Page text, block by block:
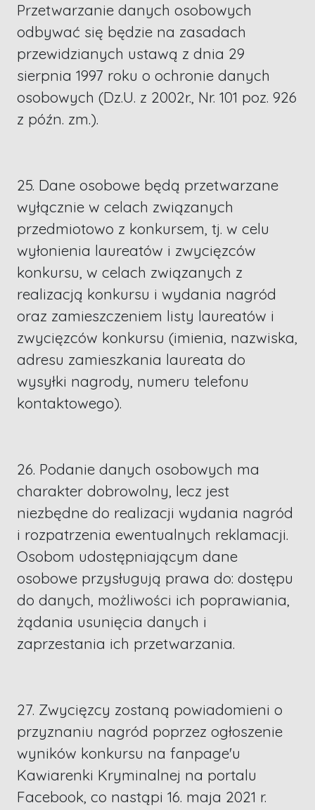
Przetwarzanie danych osobowych
odbywać się będzie na zasadach
przewidzianych ustawą z dnia 29
sierpnia 1997 roku o ochronie danych
osobowych (Dz.U. z 2002r., Nr. 101 poz. 926
z późn. zm.).
25. Dane osobowe będą przetwarzane
wyłącznie w celach związanych
przedmiotowo z konkursem, tj. w celu
wyłonienia laureatów i zwycięzców
konkursu, w celach związanych z
realizacją konkursu i wydania nagród
oraz zamieszczeniem listy laureatów i
zwycięzców konkursu (imienia, nazwiska,
adresu zamieszkania laureata do
wysyłki nagrody, numeru telefonu
kontaktowego).
26. Podanie danych osobowych ma
charakter dobrowolny, lecz jest
niezbędne do realizacji wydania nagród
i rozpatrzenia ewentualnych reklamacji.
Osobom udostępniającym dane
osobowe przysługują prawa do: dostępu
do danych, możliwości ich poprawiania,
żądania usunięcia danych i
zaprzestania ich przetwarzania.
27. Zwycięzcy zostaną powiadomieni o
przyznaniu nagród poprzez ogłoszenie
wyników konkursu na fanpage'u
Kawiarenki Kryminalnej na portalu
Facebook, co nastąpi 16. maja 2021 r.